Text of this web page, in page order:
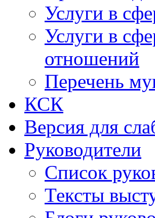
Услуги в
Услуги в
отношений
Перечень
КСК
Версия для
Руководители
Список
Тексты